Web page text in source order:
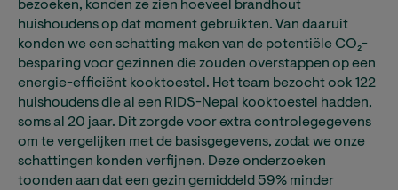
bezoeken, konden ze zien hoeveel brandhout
huishoudens op dat moment gebruikten. Van daaruit
konden we een schatting maken van de potentiële CO₂-
besparing voor gezinnen die zouden overstappen op een
energie-efficiënt kooktoestel. Het team bezocht ook 122
huishoudens die al een RIDS-Nepal kooktoestel hadden,
soms al 20 jaar. Dit zorgde voor extra controlegegevens
om te vergelijken met de basisgegevens, zodat we onze
schattingen konden verfijnen. Deze onderzoeken
toonden aan dat een gezin gemiddeld 59% minder